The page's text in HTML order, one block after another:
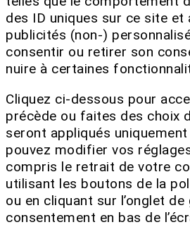
des ID uniques sur ce site
publicités (non-)
consentir ou retirer son
nuire à certaines
Cliquez ci-dessous pour
précède ou faites des choix
seront appliqués
pouvez modifier vos
compris le retrait de votre
utilisant les boutons de la
ou en cliquant sur l’onglet
consentement en bas de